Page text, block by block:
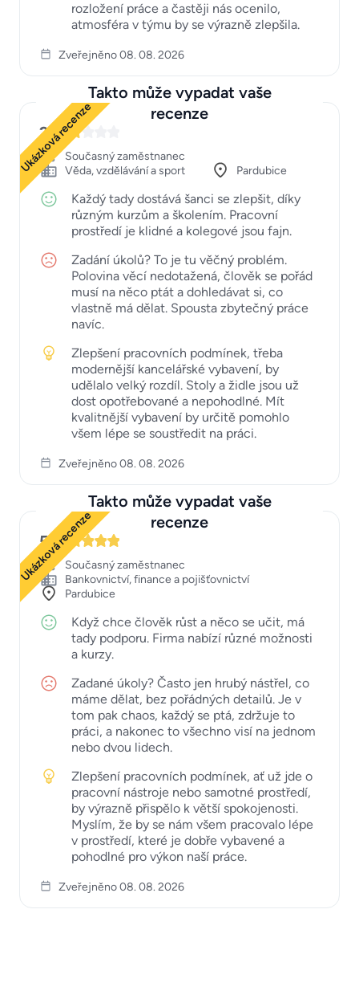
rozložení práce a častěji nás ocenilo,
atmosféra v týmu by se výrazně zlepšila.
Zveřejněno 08. 08. 2026
Takto může vypadat vaše
recenze
Ukázková recenze
2
Současný zaměstnanec
Věda, vzdělávání a sport
Pardubice
Každý tady dostává šanci se zlepšit, díky
různým kurzům a školením. Pracovní
prostředí je klidné a kolegové jsou fajn.
Zadání úkolů? To je tu věčný problém.
Polovina věcí nedotažená, člověk se pořád
musí na něco ptát a dohledávat si, co
vlastně má dělat. Spousta zbytečný práce
navíc.
Zlepšení pracovních podmínek, třeba
modernější kancelářské vybavení, by
udělalo velký rozdíl. Stoly a židle jsou už
dost opotřebované a nepohodlné. Mít
kvalitnější vybavení by určitě pomohlo
všem lépe se soustředit na práci.
Zveřejněno 08. 08. 2026
Takto může vypadat vaše
recenze
Ukázková recenze
5
Současný zaměstnanec
Bankovnictví, finance a pojišťovnictví
Pardubice
Když chce člověk růst a něco se učit, má
tady podporu. Firma nabízí různé možnosti
a kurzy.
Zadané úkoly? Často jen hrubý nástřel, co
máme dělat, bez pořádných detailů. Je v
tom pak chaos, každý se ptá, zdržuje to
práci, a nakonec to všechno visí na jednom
nebo dvou lidech.
Zlepšení pracovních podmínek, ať už jde o
pracovní nástroje nebo samotné prostředí,
by výrazně přispělo k větší spokojenosti.
Myslím, že by se nám všem pracovalo lépe
v prostředí, které je dobře vybavené a
pohodlné pro výkon naší práce.
Zveřejněno 08. 08. 2026